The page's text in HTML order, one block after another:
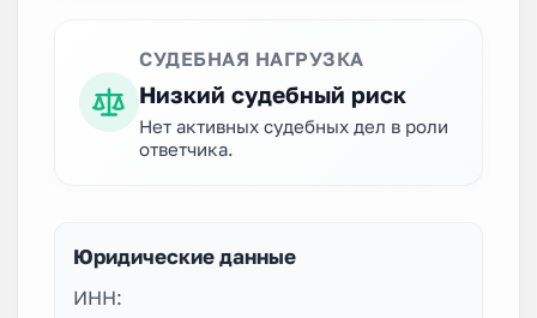
СУДЕБНАЯ НАГРУЗКА
Низкий судебный риск
Нет активных судебных дел в роли
ответчика.
Юридические данные
ИНН: